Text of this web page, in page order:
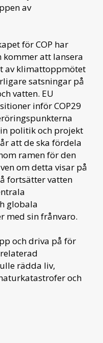
av
för COP har
att lansera
av klimattoppmötet
satsningar på
vatten. EU
inför COP29
politik och projekt
att de ska fördela
ramen för den
om detta visar på
fortsätter vatten
globala
med sin frånvaro.
och driva på för
rädda liv,
och